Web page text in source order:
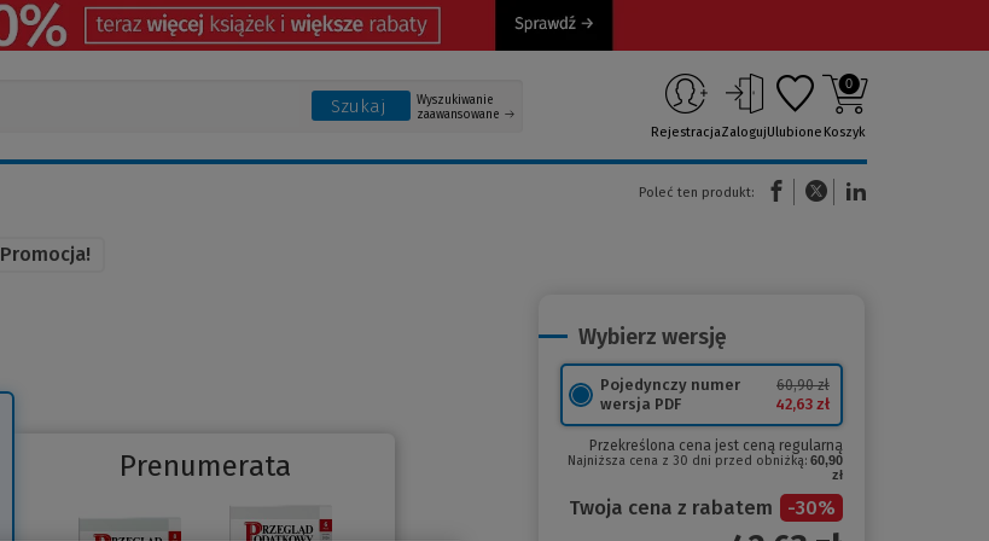
Szukaj
Wyszukiwanie
zaawansowane
RejestracjaZalogujUlubione
0
Koszyk
Poleć ten produkt:
(Nowe okno)(Link do innej strony)
Promocja!
Prenumerata
Wybierz wersję
Pojedynczy numer
wersja PDF
60,90 zł
42,63 zł
Przekreślona cena jest ceną regularną
Najniższa cena z 30 dni przed obniżką: 60,90
zł
Twoja cena z rabatem -30%